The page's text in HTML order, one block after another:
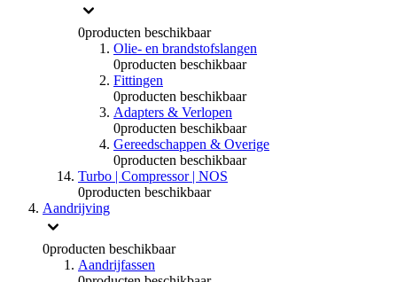
0producten beschikbaar
Olie- en brandstofslangen
0producten beschikbaar
Fittingen
0producten beschikbaar
Adapters & Verlopen
0producten beschikbaar
Gereedschappen & Overige
0producten beschikbaar
Turbo | Compressor | NOS
0producten beschikbaar
Aandrijving
0producten beschikbaar
Aandrijfassen